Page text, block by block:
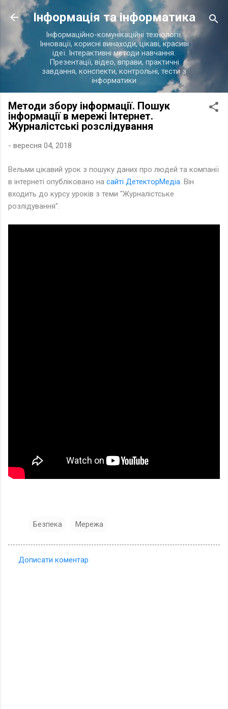
Перейти до основного вмісту
Інформація та інформатика
Інформаційно-комунікаційні технології.
Інновації, корисні винаходи, цікаві, красиві
ідеї. Інтерактивні методи навчання.
Презентації, відео, вправи, практичні
завдання, конспекти, контрольні, тести з
інформатики
Методи збору інформації. Пошук
інформації в мережі Інтернет.
Журналістські розслідування
- вересня 04, 2018
Вельми цікавий урок з пошуку даних про людей та компанії
в інтернеті опубліковано на сайті ДетекторМедіа . Він
входить до курсу уроків з теми "Журналістське
розлідування".
Безпека Мережа
Дописати коментар